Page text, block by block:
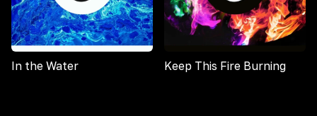
In the Water Keep This Fire Burning